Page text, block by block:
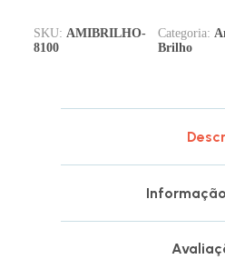
SKU: AMIBRILHO-
8100
Categoria:
Brilho